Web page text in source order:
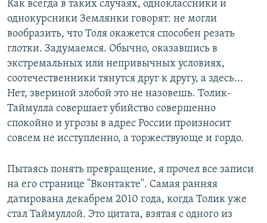
Как всегда в таких случаях, одноклассники и
однокурсники Землянки говорят: не могли
вообразить, что Толя окажется способен резать
глотки. Задумаемся. Обычно, оказавшись в
экстремальных или непривычных условиях,
соотечественники тянутся друг к другу, а здесь...
Нет, звериной злобой это не назовешь. Толик-
Таймулла совершает убийство совершенно
спокойно и угрозы в адрес России произносит
совсем не исступленно, а торжествующе и гордо.
Пытаясь понять превращение, я прочел все записи
на его странице "Вконтакте". Самая ранняя
датирована декабрем 2010 года, когда Толик уже
стал Таймуллой. Это цитата, взятая с одного из